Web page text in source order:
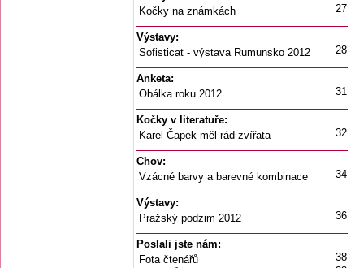
Kočky na známkách
27
Výstavy:
Sofisticat - výstava Rumunsko 2012
28
Anketa:
Obálka roku 2012
31
Kočky v literatuře:
Karel Čapek měl rád zvířata
32
Chov:
Vzácné barvy a barevné kombinace
34
Výstavy:
Pražský podzim 2012
36
Poslali jste nám:
Fota čtenářů
38